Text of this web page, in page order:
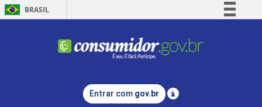
BRASIL
Comunica BR
Legislação
Entrar com gov.br